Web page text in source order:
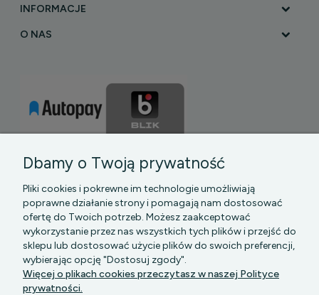
INFORMACJE
O NAS
PGK MAZOWSZE SP Z O.O.|| Bartycka 24-210B,
00-716 WARSZAWA, woj. mazowieckie || NIP:
Dbamy o Twoją prywatność
Pliki cookies i pokrewne im technologie umożliwiają
poprawne działanie strony i pomagają nam dostosować
ofertę do Twoich potrzeb. Możesz zaakceptować
wykorzystanie przez nas wszystkich tych plików i przejść do
sklepu lub dostosować użycie plików do swoich preferencji,
wybierając opcję "Dostosuj zgody".
Więcej o plikach cookies przeczytasz w naszej Polityce
prywatności.